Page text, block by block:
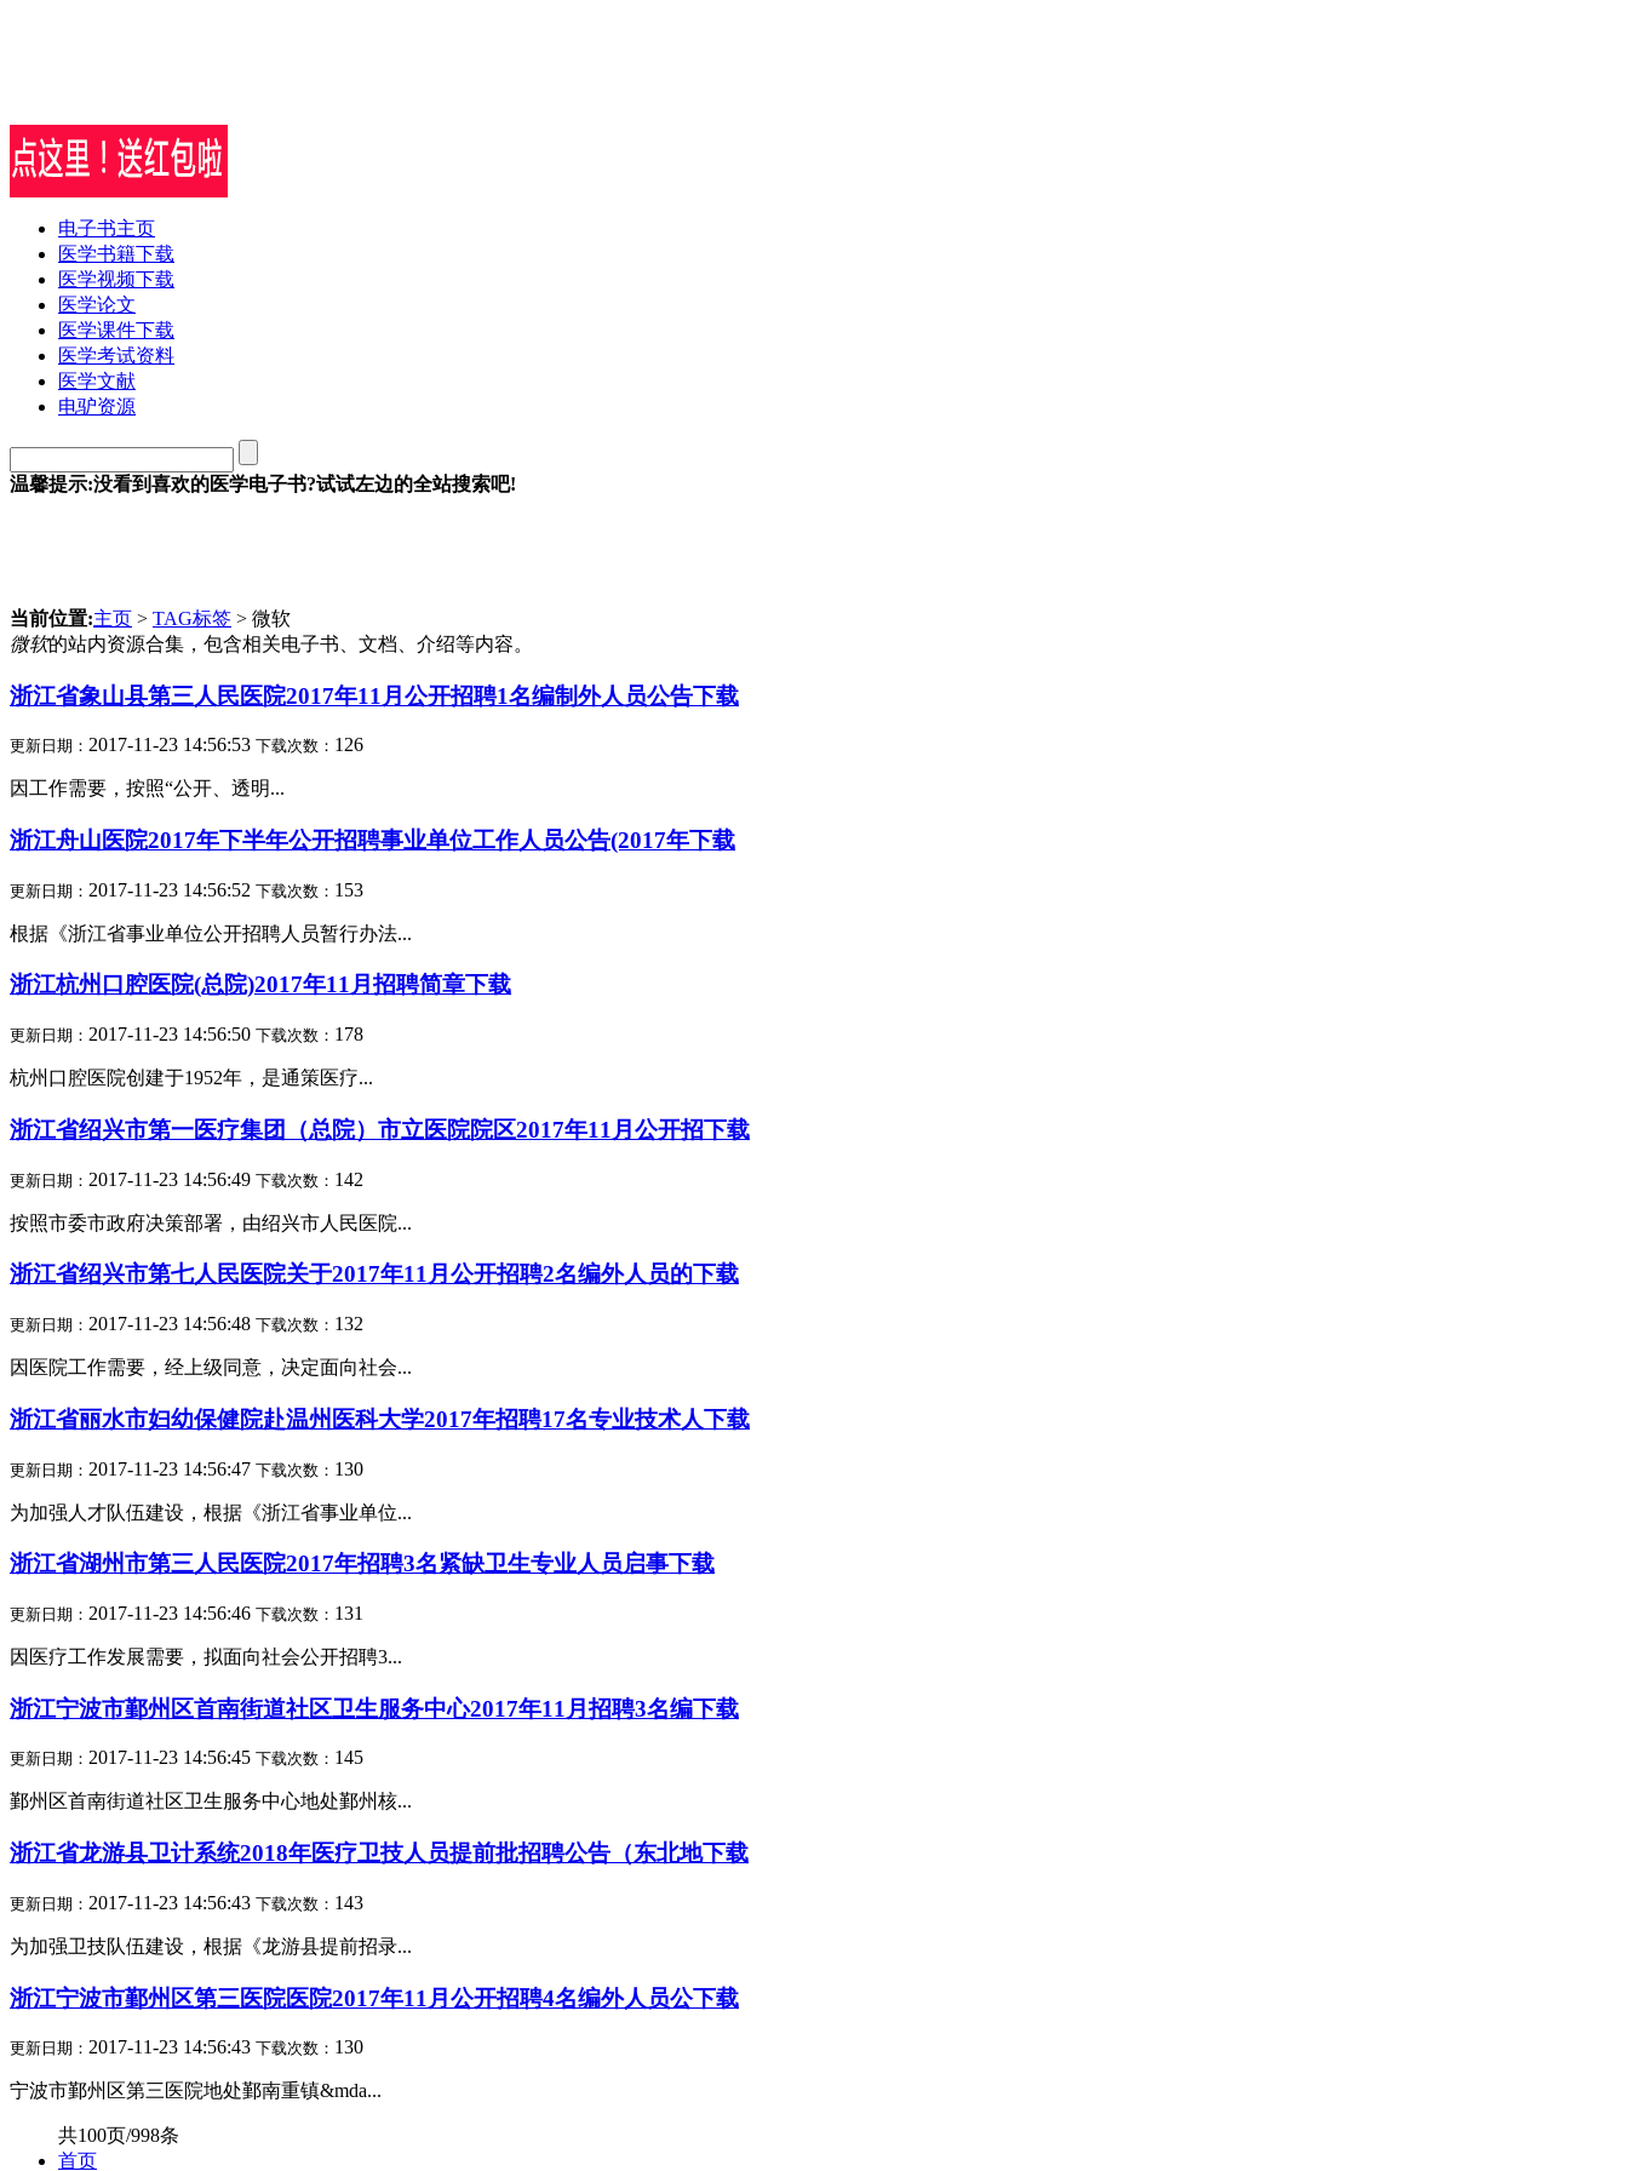
电子书主页
医学书籍下载
医学视频下载
医学论文
医学课件下载
医学考试资料
医学文献
电驴资源
温馨提示:没看到喜欢的医学电子书?试试左边的全站搜索吧!
当前位置:主页 > TAG标签 > 微软
微软的站内资源合集，包含相关电子书、文档、介绍等内容。
浙江省象山县第三人民医院2017年11月公开招聘1名编制外人员公告下载
更新日期： 2017-11-23 14:56:53 下载次数： 126
因工作需要，按照“公开、透明...
浙江舟山医院2017年下半年公开招聘事业单位工作人员公告(2017年下载
更新日期： 2017-11-23 14:56:52 下载次数： 153
根据《浙江省事业单位公开招聘人员暂行办法...
浙江杭州口腔医院(总院)2017年11月招聘简章下载
更新日期： 2017-11-23 14:56:50 下载次数： 178
杭州口腔医院创建于1952年，是通策医疗...
浙江省绍兴市第一医疗集团（总院）市立医院院区2017年11月公开招下载
更新日期： 2017-11-23 14:56:49 下载次数： 142
按照市委市政府决策部署，由绍兴市人民医院...
浙江省绍兴市第七人民医院关于2017年11月公开招聘2名编外人员的下载
更新日期： 2017-11-23 14:56:48 下载次数： 132
因医院工作需要，经上级同意，决定面向社会...
浙江省丽水市妇幼保健院赴温州医科大学2017年招聘17名专业技术人下载
更新日期： 2017-11-23 14:56:47 下载次数： 130
为加强人才队伍建设，根据《浙江省事业单位...
浙江省湖州市第三人民医院2017年招聘3名紧缺卫生专业人员启事下载
更新日期： 2017-11-23 14:56:46 下载次数： 131
因医疗工作发展需要，拟面向社会公开招聘3...
浙江宁波市鄞州区首南街道社区卫生服务中心2017年11月招聘3名编下载
更新日期： 2017-11-23 14:56:45 下载次数： 145
鄞州区首南街道社区卫生服务中心地处鄞州核...
浙江省龙游县卫计系统2018年医疗卫技人员提前批招聘公告（东北地下载
更新日期： 2017-11-23 14:56:43 下载次数： 143
为加强卫技队伍建设，根据《龙游县提前招录...
浙江宁波市鄞州区第三医院医院2017年11月公开招聘4名编外人员公下载
更新日期： 2017-11-23 14:56:43 下载次数： 130
宁波市鄞州区第三医院地处鄞南重镇&mda...
共100页/998条
首页